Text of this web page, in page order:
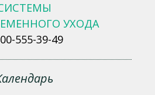
УХОДА
555-39-49